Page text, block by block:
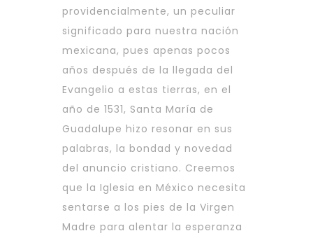
providencialmente, un peculiar
significado para nuestra nación
mexicana, pues apenas pocos
años después de la llegada del
Evangelio a estas tierras, en el
año de 1531, Santa María de
Guadalupe hizo resonar en sus
palabras, la bondad y novedad
del anuncio cristiano. Creemos
que la Iglesia en México necesita
sentarse a los pies de la Virgen
Madre para alentar la esperanza